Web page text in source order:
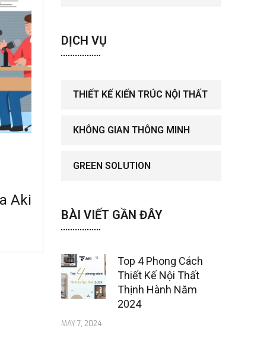
Aki
DỊCH VỤ
THIẾT KẾ KIẾN TRÚC NỘI THẤT
KHÔNG GIAN THÔNG MINH
GREEN SOLUTION
BÀI VIẾT GẦN ĐÂY
Top 4 Phong Cách
Thiết Kế Nội Thất
Thịnh Hành Năm
2024
MAY 7, 2024